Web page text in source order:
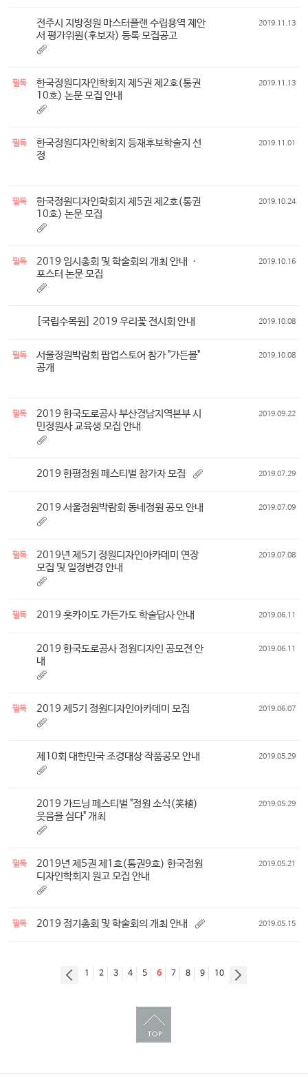
전주시 지방정원 마스터플랜 수립용역 제안
서 평가위원(후보자) 등록 모집공고
2019.11.13
필독
한국정원디자인학회지 제5권 제2호(통권
10호) 논문 모집 안내
2019.11.13
필독
한국정원디자인학회지 등재후보학술지 선
정
2019.11.01
필독
한국정원디자인학회지 제5권 제2호(통권
10호) 논문 모집
2019.10.24
필독
2019 임시총회 및 학술회의 개최 안내 ㆍ
포스터 논문 모집
2019.10.16
[국립수목원] 2019 우리꽃 전시회 안내 2019.10.08
필독
서울정원박람회 팝업스토어 참가 "가든볼"
공개
2019.10.08
필독
2019 한국도로공사 부산경남지역본부 시
민정원사 교육생 모집 안내
2019.09.22
2019 한평정원 페스티벌 참가자 모집 2019.07.29
2019 서울정원박람회 동네정원 공모 안내 2019.07.09
필독
2019년 제5기 정원디자인아카데미 연장
모집 및 일정변경 안내
2019.07.08
필독 2019 홋카이도 가든가도 학술답사 안내 2019.06.11
2019 한국도로공사 정원디자인 공모전 안
내
2019.06.11
필독 2019 제5기 정원디자인아카데미 모집 2019.06.07
제10회 대한민국 조경대상 작품공모 안내 2019.05.29
2019 가드닝 페스티벌 "정원 소식(笑植)
웃음을 심다" 개최
2019.05.29
필독
2019년 제5권 제1호(통권9호) 한국정원
디자인학회지 원고 모집 안내
2019.05.21
필독 2019 정기총회 및 학술회의 개최 안내 2019.05.15
1 2 3 4 5 6 7 8 9 10